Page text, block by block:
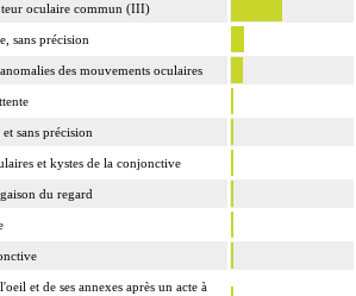
oculaire commun (III)
sans précision
des mouvements oculaires
sans précision
et kystes de la conjonctive
du regard
et de ses annexes après un acte à